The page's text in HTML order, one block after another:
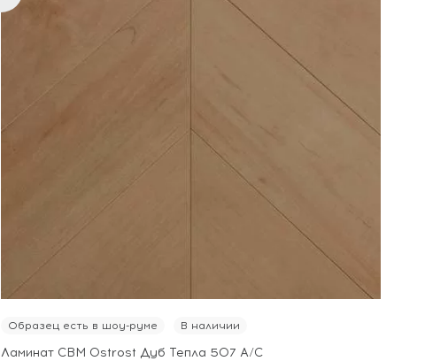
Образец есть в шоу-руме В наличии
Ламинат CBM Ostrost Дуб Тепла 507 А/С